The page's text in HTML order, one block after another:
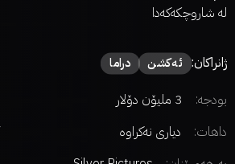
لە شاروچکەکەدا
ژانراکان: ئەكشن دراما
بودجە: 3 ملیۆن دۆلار
داهات:
دیاری نەکراوە